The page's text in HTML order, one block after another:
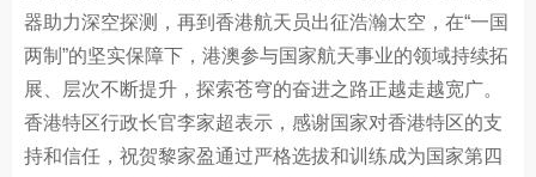
器助力深空探测，再到香港航天员出征浩瀚太空，在“一国
两制”的坚实保障下，港澳参与国家航天事业的领域持续拓
展、层次不断提升，探索苍穹的奋进之路正越走越宽广。
香港特区行政长官李家超表示，感谢国家对香港特区的支
持和信任，祝贺黎家盈通过严格选拔和训练成为国家第四